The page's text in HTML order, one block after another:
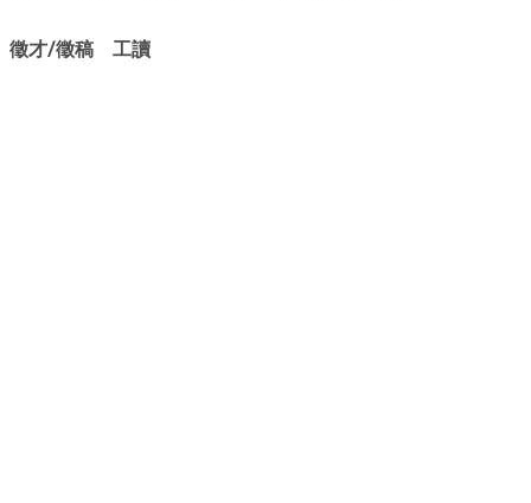
徵才/徵稿 工讀